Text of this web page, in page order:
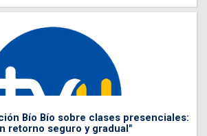
Bío Bío sobre clases presenciales:
retorno seguro y gradual"